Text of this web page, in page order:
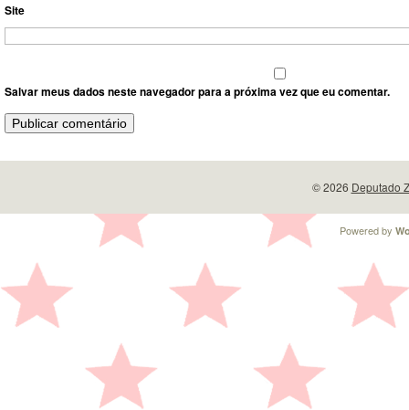
Site
Salvar meus dados neste navegador para a próxima vez que eu comentar.
© 2026 Deputado
Powered by